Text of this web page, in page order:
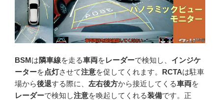
BSMは隣車線を走る車両をレーダーで検知し、 インジケ
ーターを点灯させて注意を促してくれます。 RCTAは駐車
場から後退する際に、 左右後方から接近してくる車両を
レーダーで検知し注意を喚起してくれる装備です。正